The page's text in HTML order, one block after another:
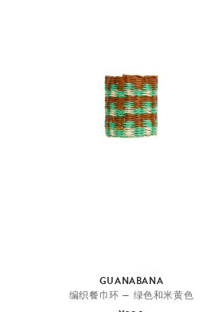
GUANABANA
编织餐巾环 — 绿色和米黄色